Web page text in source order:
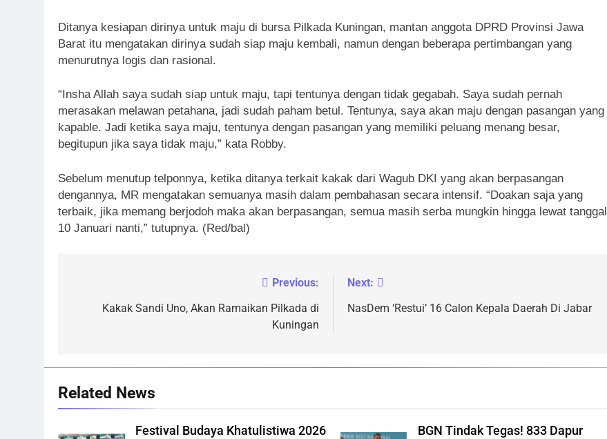
Ditanya kesiapan dirinya untuk maju di bursa Pilkada Kuningan, mantan anggota DPRD Provinsi Jawa
Barat itu mengatakan dirinya sudah siap maju kembali, namun dengan beberapa pertimbangan yang
menurutnya logis dan rasional.
“Insha Allah saya sudah siap untuk maju, tapi tentunya dengan tidak gegabah. Saya sudah pernah
merasakan melawan petahana, jadi sudah paham betul. Tentunya, saya akan maju dengan pasangan yang
kapable. Jadi ketika saya maju, tentunya dengan pasangan yang memiliki peluang menang besar,
begitupun jika saya tidak maju,” kata Robby.
Sebelum menutup telponnya, ketika ditanya terkait kakak dari Wagub DKI yang akan berpasangan
dengannya, MR mengatakan semuanya masih dalam pembahasan secara intensif. “Doakan saja yang
terbaik, jika memang berjodoh maka akan berpasangan, semua masih serba mungkin hingga lewat tanggal
10 Januari nanti,” tutupnya. (Red/bal)
Previous:
Kakak Sandi Uno, Akan Ramaikan Pilkada di
Kuningan
Next:
NasDem ‘Restui’ 16 Calon Kepala Daerah Di Jabar
Related News
Festival Budaya Khatulistiwa 2026
BGN Tindak Tegas! 833 Dapur